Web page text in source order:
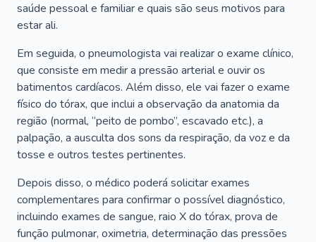
saúde pessoal e familiar e quais são seus motivos para
estar ali.
Em seguida, o pneumologista vai realizar o exame clínico,
que consiste em medir a pressão arterial e ouvir os
batimentos cardíacos. Além disso, ele vai fazer o exame
físico do tórax, que inclui a observação da anatomia da
região (normal, “peito de pombo”, escavado etc.), a
palpação, a ausculta dos sons da respiração, da voz e da
tosse e outros testes pertinentes.
Depois disso, o médico poderá solicitar exames
complementares para confirmar o possível diagnóstico,
incluindo exames de sangue, raio X do tórax, prova de
função pulmonar, oximetria, determinação das pressões